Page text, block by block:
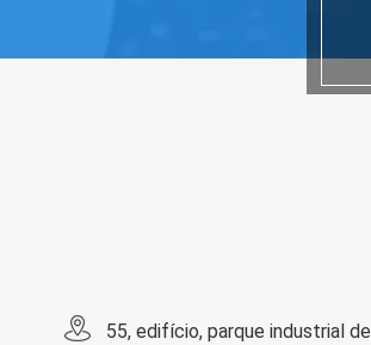
55, edifício, parque industrial de